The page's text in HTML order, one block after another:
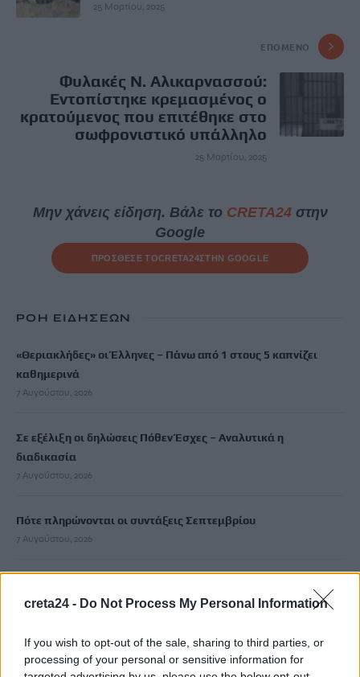
creta24 - Do Not Process My Personal Information
If you wish to opt-out of the sale, sharing to third parties, or
processing of your personal or sensitive information for
25 Μαρτίου, 2025
ΕΠΌΜΕΝΟ
Φυλακές Ν. Αλικαρνασσού:
Εντοπίστηκε κρεμασμένος ο
κρατούμενος που επιτέθηκε στο
σωφρονιστικό υπάλληλο
25 Μαρτίου, 2025
Μην χάνεις είδηση. Βάλε το CRETA24στην
Google
ΠΡΟΣΘΕΣΕ ΤΟCRETA24ΣΤΗΝ GOOGLE
ΡΟΗ ΕΙΔΗΣΕΩΝ
«Θεριακλήδες» οι Έλληνες – Πάνω από 1 στους 5 καπνίζει
καθημερινά
7 Αυγούστου, 2026
Σε εξέλιξη οι δηλώσεις Πόθεν Έσχες – Αναλυτικά η
διαδικασία
7 Αυγούστου, 2026
Πότε πληρώνονται οι συντάξεις Σεπτεμβρίου
7 Αυγούστου, 2026
Κινηματογράφου Χανίων
Ισπανία: Απολιθώματα αποκαλύπτουν ότι οι πρώτοι